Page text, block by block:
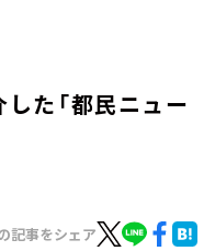
した「都民ニュー
記事をシェア